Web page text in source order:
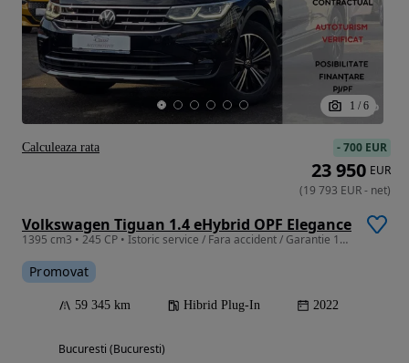
1 / 6
Volkswagen Tiguan 1.4 eHybrid OPF Elegance
1395 cm3 • 245 CP • Istoric service / Fara accident / Garantie 12-36 Luni
Promovat
59 345 km Hibrid Plug-In 2022
Bucuresti (Bucuresti)
-700 EUR
23 950 EUR
(19 793 EUR- net)
Calculeaza rata